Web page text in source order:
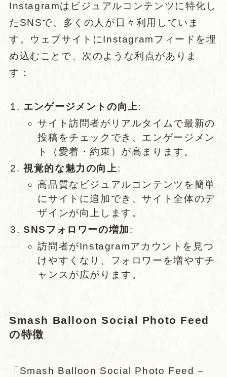
Instagramはビジュアルコンテンツに特化し
たSNSで、多くの人が日々利用していま
す。ウェブサイトにInstagramフィードを埋
め込むことで、次のような利点がありま
す：
エンゲージメントの向上:
サイト訪問者がリアルタイムで最新の
投稿をチェックでき、エンゲージメン
ト（愛着・約束）が高まります。
視覚的な魅力の向上:
高品質なビジュアルコンテンツを簡単
にサイトに追加でき、サイト全体のデ
ザインが向上します。
SNSフォロワーの増加:
訪問者がInstagramアカウントを見つ
けやすくなり、フォロワーを増やすチ
ャンスが広がります。
Smash Balloon Social Photo Feed
の特徴
「Smash Balloon Social Photo Feed –